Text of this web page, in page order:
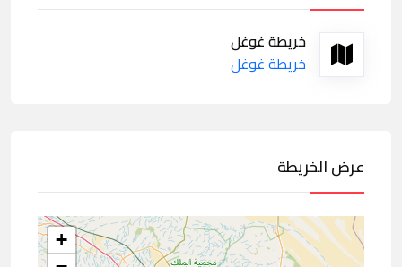
خريطة غوغل
خريطة غوغل
عرض الخريطة
+